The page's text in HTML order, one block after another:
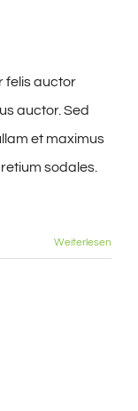
felis auctor
auctor. Sed
et maximus
sodales.
Weiterlesen